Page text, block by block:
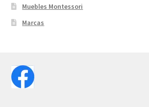
Muebles Montessori
Marcas